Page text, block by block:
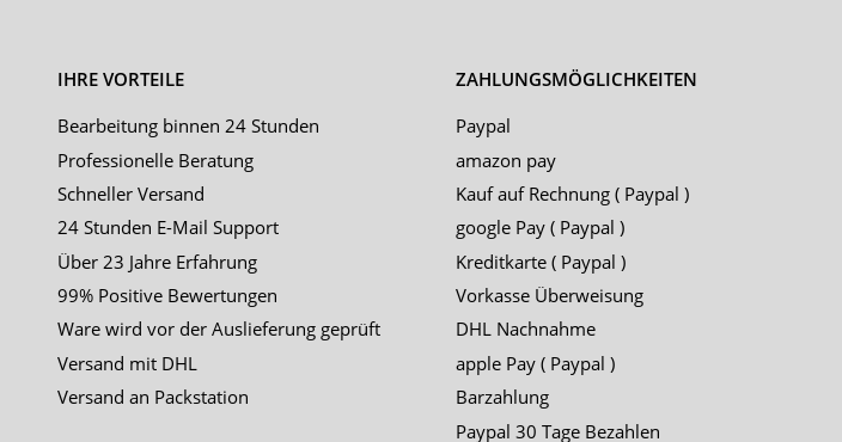
IHRE VORTEILE
Bearbeitung binnen 24 Stunden
Professionelle Beratung
Schneller Versand
24 Stunden E-Mail Support
Über 23 Jahre Erfahrung
99% Positive Bewertungen
Ware wird vor der Auslieferung geprüft
Versand mit DHL
Versand an Packstation
ZAHLUNGSMÖGLICHKEITEN
Paypal
amazon pay
Kauf auf Rechnung ( Paypal )
google Pay ( Paypal )
Kreditkarte ( Paypal )
Vorkasse Überweisung
DHL Nachnahme
apple Pay ( Paypal )
Barzahlung
Paypal 30 Tage Bezahlen